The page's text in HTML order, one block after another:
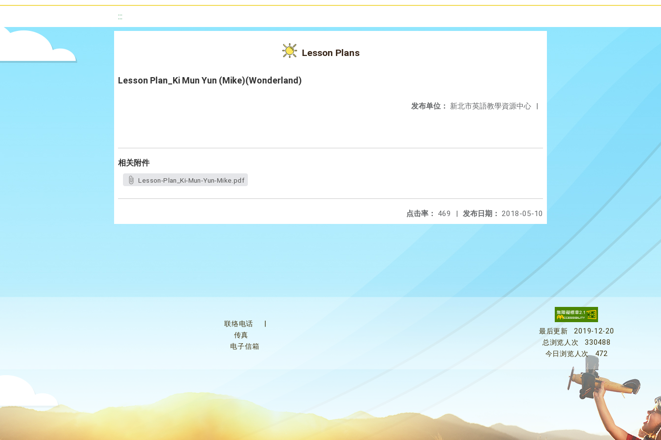
:::
Lesson Plans
Lesson Plan_Ki Mun Yun (Mike)(Wonderland)
发布单位： 新北市英語教學資源中心 |
相关附件
Lesson-Plan_Ki-Mun-Yun-Mike.pdf
发布日期： 2018-05-10
点击率： 469 |
联络电话
传真
电子信箱
最后更新
2019-12-20
总浏览人次
330488
今日浏览人次
472